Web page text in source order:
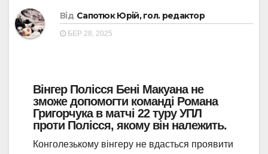
Від Сапотюк Юрій, гол. редактор
БЕР 28, 2025
Вінгер Полісся Бені Макуана не
зможе допомогти команді Романа
Григорчука в матчі 22 туру УПЛ
проти Полісся, якому він належить.
Конголезькому вінгеру не вдасться проявити